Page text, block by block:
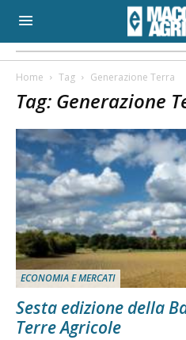
Home Tag Generazione Terra
Tag: Generazione
ECONOMIA E MERCATI
Sesta edizione della
Terre Agricole